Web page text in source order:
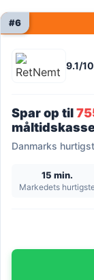
#6
9.1/10
Spar op til
Danmarks
15 min.
Markedets